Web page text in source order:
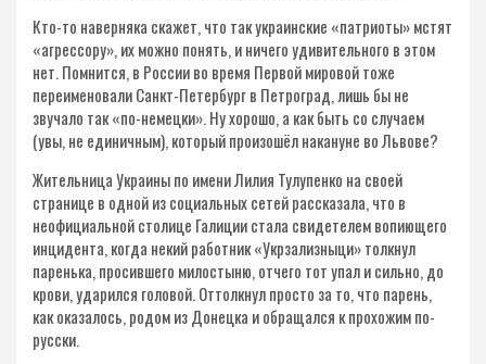
Кто-то наверняка скажет, что так украинские «патриоты» мстят
«агрессору», их можно понять, и ничего удивительного в этом
нет. Помнится, в России во время Первой мировой тоже
переименовали Санкт-Петербург в Петроград, лишь бы не
звучало так «по-немецки». Ну хорошо, а как быть со случаем
(увы, не единичным), который произошёл накануне во Львове?
Жительница Украины по имени Лилия Тулупенко на своей
странице в одной из социальных сетей рассказала, что в
неофициальной столице Галиции стала свидетелем вопиющего
инцидента, когда некий работник «Укрзализныци» толкнул
паренька, просившего милостыню, отчего тот упал и сильно, до
крови, ударился головой. Оттолкнул просто за то, что парень,
как оказалось, родом из Донецка и обращался к прохожим по-
русски.